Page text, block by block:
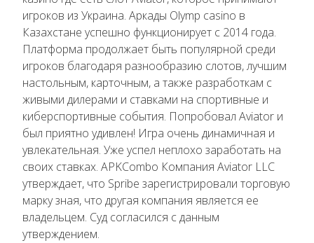
игроков из Украина. Аркады Olymp casino в
Казахстане успешно функционирует с 2014 года.
Платформа продолжает быть популярной среди
игроков благодаря разнообразию слотов, лучшим
настольным, карточным, а также разработкам с
живыми дилерами и ставками на спортивные и
киберспортивные события. Попробовал Aviator и
был приятно удивлен! Игра очень динамичная и
увлекательная. Уже успел неплохо заработать на
своих ставках. APKCombo Компания Aviator LLC
утверждает, что Spribe зарегистрировали торговую
марку зная, что другая компания является ее
владельцем. Суд согласился с данным
утверждением.